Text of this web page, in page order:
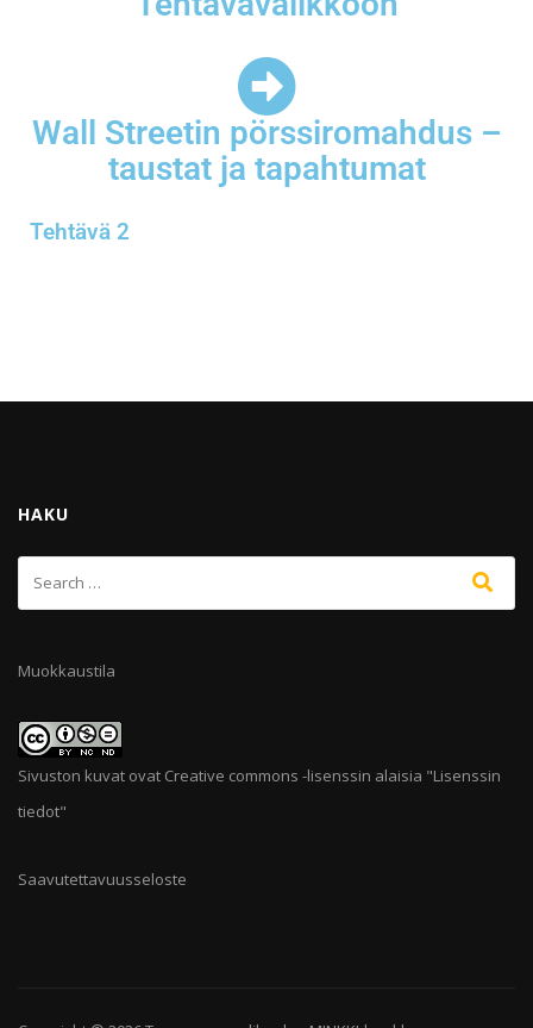
Wall Streetin pörssiromahdus –
taustat ja tapahtumat
Tehtävä 2
HAKU
Muokkaustila
Sivuston kuvat ovat Creative commons -lisenssin alaisia "Lisenssin
tiedot"
Saavutettavuusseloste